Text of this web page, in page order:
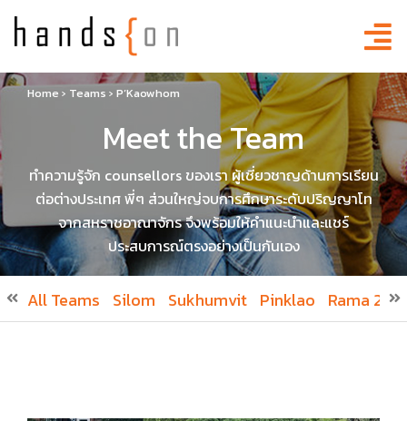
Home › Teams › P’Kaowhom
Meet the Team
ทำความรู้จัก counsellors ของเรา ผู้เชี่ยวชาญด้านการเรียน
ต่อต่างประเทศ พี่ๆ ส่วนใหญ่จบการศึกษาระดับปริญญาโท
จากสหราชอาณาจักร จึงพร้อมให้คำแนะนำและแชร์
ประสบการณ์ตรงอย่างเป็นกันเอง
All Teams Silom Sukhumvit Pinklao Rama 2